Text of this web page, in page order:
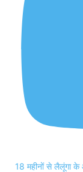
18 महीनों से लैलूंगा के